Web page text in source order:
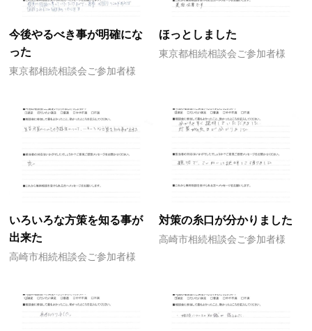
今後やるべき事が明確にな
った
東京都相続相談会ご参加者様
ほっとしました
東京都相続相談会ご参加者様
いろいろな方策を知る事が
出来た
高崎市相続相談会ご参加者様
対策の糸口が分かりました
高崎市相続相談会ご参加者様